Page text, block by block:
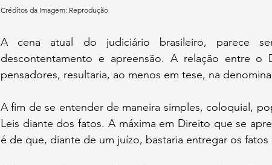
Créditos da Imagem: Reprodução
A cena atual do judiciário brasileiro, parece
descontentamento e apreensão. A relação entre
pensadores, resultaria, ao menos em tese, na
A fim de se entender de maneira simples, coloquial,
Leis diante dos fatos. A máxima em Direito que se
é de que, diante de um juízo, bastaria entregar os